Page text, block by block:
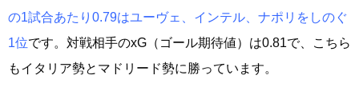
の1試合あたり0.79はユーヴェ、インテル、ナポリをしのぐ
1位です。対戦相手のxG（ゴール期待値）は0.81で、こちら
もイタリア勢とマドリード勢に勝っています。